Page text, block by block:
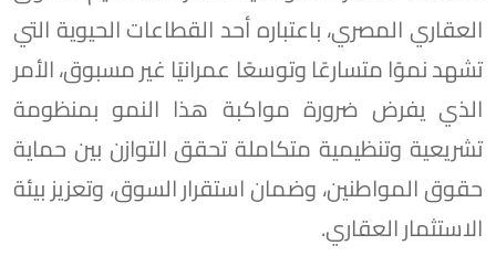
العقاري المصري، باعتباره أحد القطاعات الحيوية التي
تشهد نموًا متسارعًا وتوسعًا عمرانيًا غير مسبوق، الأمر
الذي يفرض ضرورة مواكبة هذا النمو بمنظومة
تشريعية وتنظيمية متكاملة تحقق التوازن بين حماية
حقوق المواطنين، وضمان استقرار السوق، وتعزيز بيئة
الاستثمار العقاري.